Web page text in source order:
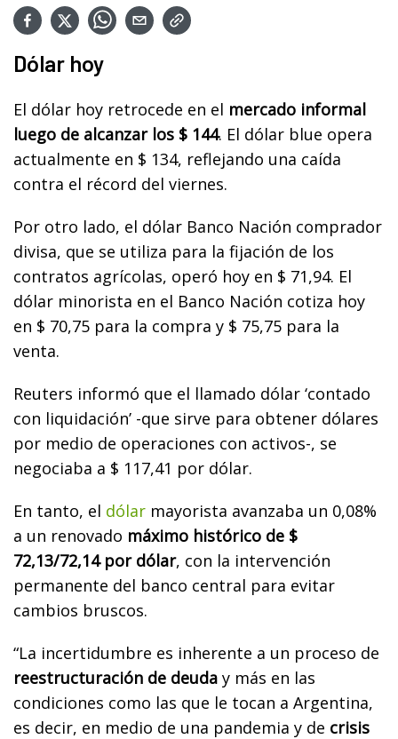
Dólar hoy
El dólar hoy retrocede en el mercado informal
luego de alcanzar los $ 144. El dólar blue opera
actualmente en $ 134, reflejando una caída
contra el récord del viernes.
Por otro lado, el dólar Banco Nación comprador
divisa, que se utiliza para la fijación de los
contratos agrícolas, operó hoy en $ 71,94. El
dólar minorista en el Banco Nación cotiza hoy
en $ 70,75 para la compra y $ 75,75 para la
venta.
Reuters informó que el llamado dólar ‘contado
con liquidación’ -que sirve para obtener dólares
por medio de operaciones con activos-, se
negociaba a $ 117,41 por dólar.
En tanto, el dólar mayorista avanzaba un 0,08%
a un renovado máximo histórico de $
72,13/72,14 por dólar, con la intervención
permanente del banco central para evitar
cambios bruscos.
“La incertidumbre es inherente a un proceso de
reestructuración de deuda y más en las
condiciones como las que le tocan a Argentina,
es decir, en medio de una pandemia y de crisis